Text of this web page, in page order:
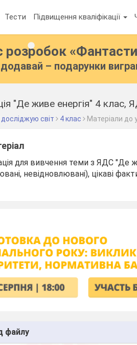
Тести Підвищення кваліфікації
розробок
– подарунки
"Де живе енергія" 4 клас,
досліджую світ 4 клас Матеріали до
для вивчення теми з ЯДС "Де
невідновлювані), цікаві
файлу